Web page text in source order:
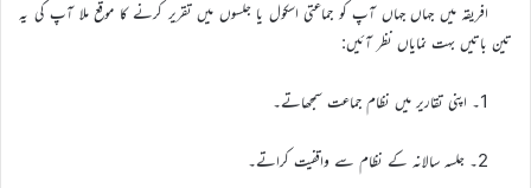
افریقہ میں جہاں جہاں آپ کو جماعتی اسکول یا جلسوں میں تقریر کرنے کا موقع ملا آپ کی یہ
تین باتیں بہت نمایاں نظر آئیں:
1۔ اپنی تقاریر میں نظام جماعت سمجھاتے۔
2۔ جلسہ سالانہ کے نظام سے واقفیت کراتے۔